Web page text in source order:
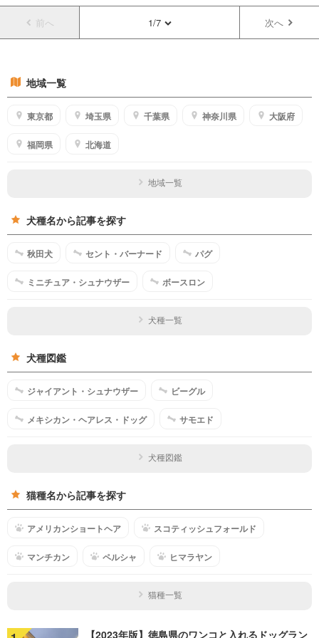
前へ 1/7 次へ
地域一覧
東京都 埼玉県 千葉県 神奈川県 大阪府
福岡県 北海道
地域一覧
犬種名から記事を探す
秋田犬 セント・バーナード パグ
ミニチュア・シュナウザー ボースロン
犬種一覧
犬種図鑑
ジャイアント・シュナウザー ビーグル
メキシカン・ヘアレス・ドッグ サモエド
犬種図鑑
猫種名から記事を探す
アメリカンショートヘア スコティッシュフォールド
マンチカン ペルシャ ヒマラヤン
猫種一覧
【2023年版】徳島県のワンコと入れるドッグラン